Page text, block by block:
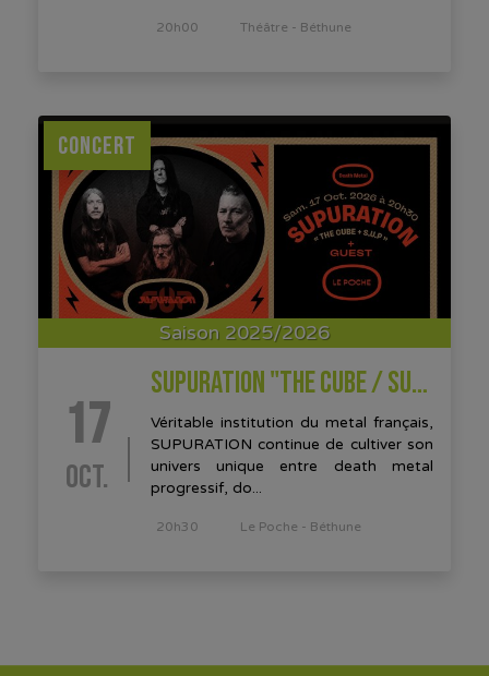
20h00 Théâtre - Béthune
Saison 2025/2026
17
OCT.
SUPURATION "THE CUBE / SUP + GUEST
Véritable institution du metal français,
SUPURATION continue de cultiver son
univers unique entre death metal
progressif, do...
20h30 Le Poche - Béthune
CONCERT